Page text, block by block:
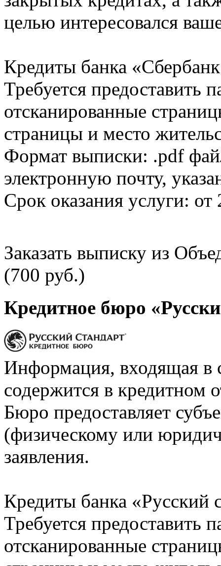
целью интересовался
Кредиты банка
Требуется предоставить
отсканированные
страницы и место
Формат выписки: .pdf
электронную почту,
Срок оказания услуги: от
Заказать выписку из
(700 руб.)
Кредитное бюро
Информация, входящая в
содержится в кредитном
Бюро предоставляет
(физическому или
заявления.
Кредиты банка «Русский
Требуется предоставить
отсканированные